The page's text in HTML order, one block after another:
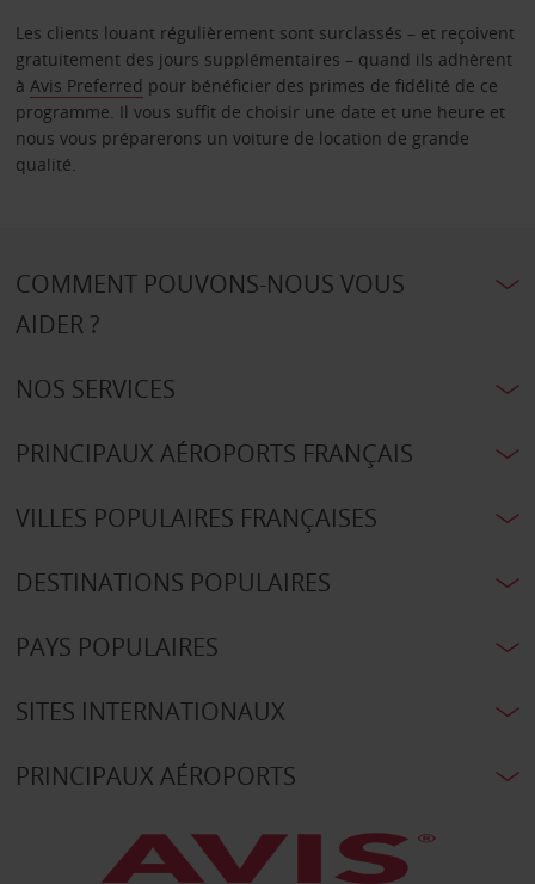
Les clients louant régulièrement sont surclassés – et reçoivent
gratuitement des jours supplémentaires – quand ils adhèrent
à Avis Preferred pour bénéficier des primes de fidélité de ce
programme. Il vous suffit de choisir une date et une heure et
nous vous préparerons un voiture de location de grande
qualité.
COMMENT POUVONS-NOUS VOUS
AIDER ?
NOS SERVICES
PRINCIPAUX AÉROPORTS FRANÇAIS
VILLES POPULAIRES FRANÇAISES
DESTINATIONS POPULAIRES
PAYS POPULAIRES
SITES INTERNATIONAUX
PRINCIPAUX AÉROPORTS